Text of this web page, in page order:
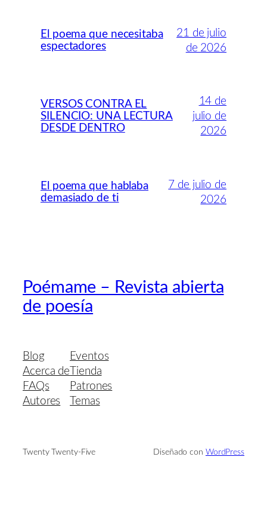
El poema que necesitaba
espectadores
21 de julio
de 2026
VERSOS CONTRA EL
SILENCIO: UNA LECTURA
DESDE DENTRO
14 de
julio de
2026
El poema que hablaba
demasiado de ti
7 de julio de
2026
Poémame – Revista abierta
de poesía
Blog
Acerca de
FAQs
Autores
Eventos
Tienda
Patrones
Temas
Twenty Twenty-Five Diseñado con WordPress